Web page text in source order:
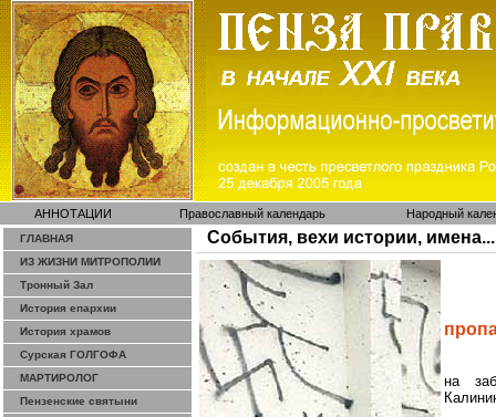
АННОТАЦИИ Православный календарь Народный
ГЛАВНАЯ
ИЗ ЖИЗНИ МИТРОПОЛИИ
Тронный Зал
История епархии
История храмов
Сурская ГОЛГОФА
МАРТИРОЛОГ
Пензенские святыни
События, вехи истории, имена...
на